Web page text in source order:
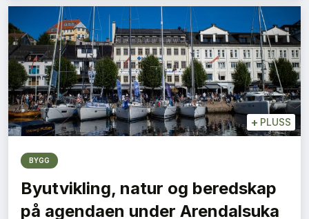
+ PLUSS
BYGG
Byutvikling, natur og beredskap
på agendaen under Arendalsuka